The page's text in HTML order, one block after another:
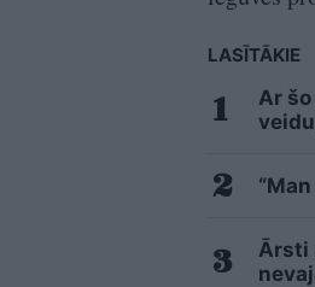
LASĪTĀKIE
Ar
Ārsti